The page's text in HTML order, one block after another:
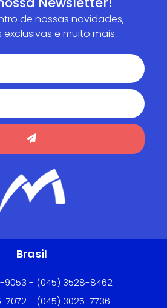
de nossas novidades,
e muito mais.
Brasil
9053 - (045) 3528-8462
7072 - (045) 3025-7736